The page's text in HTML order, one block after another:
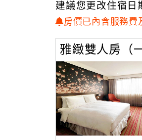
建議您更改住宿日
房價已內含服務費
雅緻雙人房（